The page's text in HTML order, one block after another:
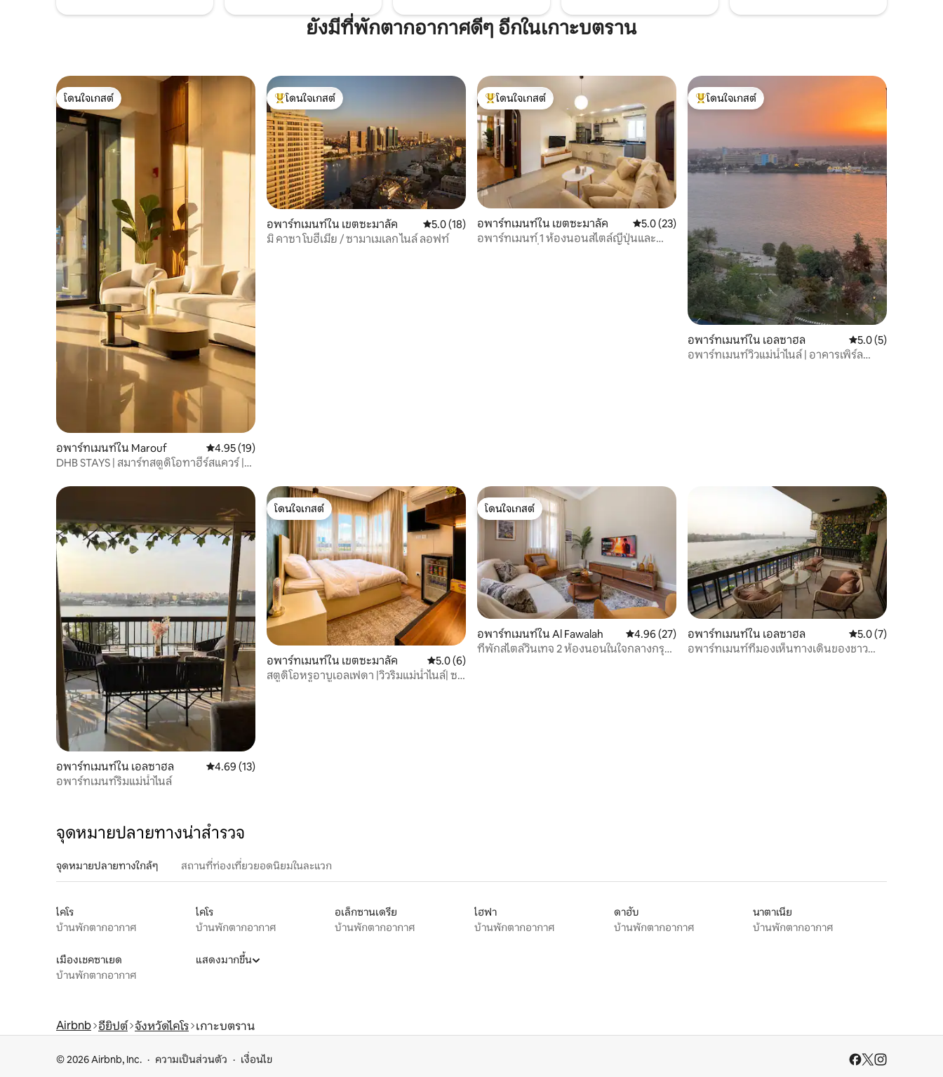
ยังมีที่พักตากอากาศดีๆ อีกในเกาะบตราน
โดนใจเกสต์
โดนใจเกสต์
อพาร์ทเมนท์ใน Marouf คะแนนเฉลี่ย 4.95 จาก 5, 19 รีวิว
4.95 (19)
DHB STAYS | สมาร์ทสตูดิโอทาฮีร์สแควร์ |
โดนใจเกสต์ที่สุด
โดนใจเกสต์
อพาร์ทเมนท์ใน เขตซะมาลัค คะแนนเฉลี่ย 5.0 จาก 5, 18 รีวิว
5.0 (18)
มิ คาซา โบฮีเมีย / ซามาเมเลก ไนล์ ลอฟท์
โดนใจเกสต์ที่สุด
โดนใจเกสต์
อพาร์ทเมนท์ใน เขตซะมาลัค คะแนนเฉลี่ย 5.0 จาก 5, 23 รีวิว
5.0 (23)
อพาร์ทเมนท์ 1 ห้องนอนสไตล์ญี่ปุ่นและ
โดนใจเกสต์ที่สุด
โดนใจเกสต์
อพาร์ทเมนท์ใน เอลซาฮล คะแนนเฉลี่ย 5.0 จา
5.0 (5)
อพาร์ทเมนท์วิวแม่น้ำไนล์ | อาคารเพิร์ล
อพาร์ทเมนท์ใน เอลซาฮล คะแนนเฉลี่ย 4.69 จาก 5, 13 รีวิว
4.69 (13)
อพาร์ทเมนท์ริมแม่น้ำไนล์
โดนใจเกสต์
โดนใจเกสต์
อพาร์ทเมนท์ใน เขตซะมาลัค คะแนนเฉลี่ย 5.0 จาก 5, 6 รีวิว
5.0 (6)
สตูดิโอหรูอาบูเอลเฟดา |วิวริมแม่น้ำไนล์| ซา
โดนใจเกสต์
โดนใจเกสต์
อพาร์ทเมนท์ใน Al Fawalah คะแนนเฉลี่ย 4.96 จาก 5, 27 รีวิว
4.96 (27)
ที่พักสไตล์วินเทจ 2 ห้องนอนในใจกลางกรุง
อพาร์ทเมนท์ใน เอลซาฮล คะแนนเฉลี่ย 5.0 จา
5.0 (7)
อพาร์ทเมนท์ที่มองเห็นทางเดินของชาว
จุดหมายปลายทางน่าสำรวจ
จุดหมายปลายทางใกล้ๆ สถานที่ท่องเที่ยวยอดนิยมในละแวก
ไคโร
บ้านพักตากอากาศ
ไคโร
บ้านพักตากอากาศ
อเล็กซานเดรีย
บ้านพักตากอากาศ
ไฮฟา
บ้านพักตากอากาศ
ดาฮับ
บ้านพักตากอากาศ
นาตาเนีย
บ้านพักตากอากาศ
เมืองเชคซาเยด
บ้านพักตากอากาศ
แสดงมากขึ้น
Airbnb อียิปต์ จังหวัดไคโร เกาะบตราน
© 2026 Airbnb, Inc. ความเป็นส่วนตัว เงื่อนไข